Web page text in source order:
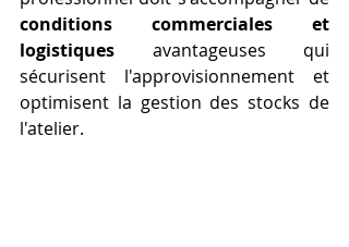
conditions commerciales et
logistiques avantageuses qui
sécurisent l'approvisionnement et
optimisent la gestion des stocks de
l'atelier.